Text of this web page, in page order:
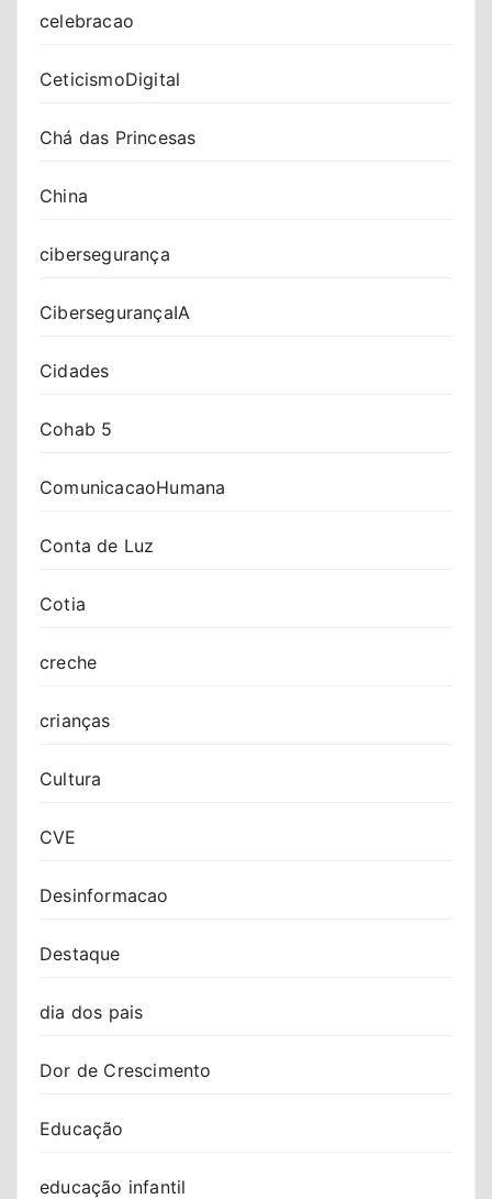
celebracao
CeticismoDigital
Chá das Princesas
China
cibersegurança
CibersegurançaIA
Cidades
Cohab 5
ComunicacaoHumana
Conta de Luz
Cotia
creche
crianças
Cultura
CVE
Desinformacao
Destaque
dia dos pais
Dor de Crescimento
Educação
educação infantil